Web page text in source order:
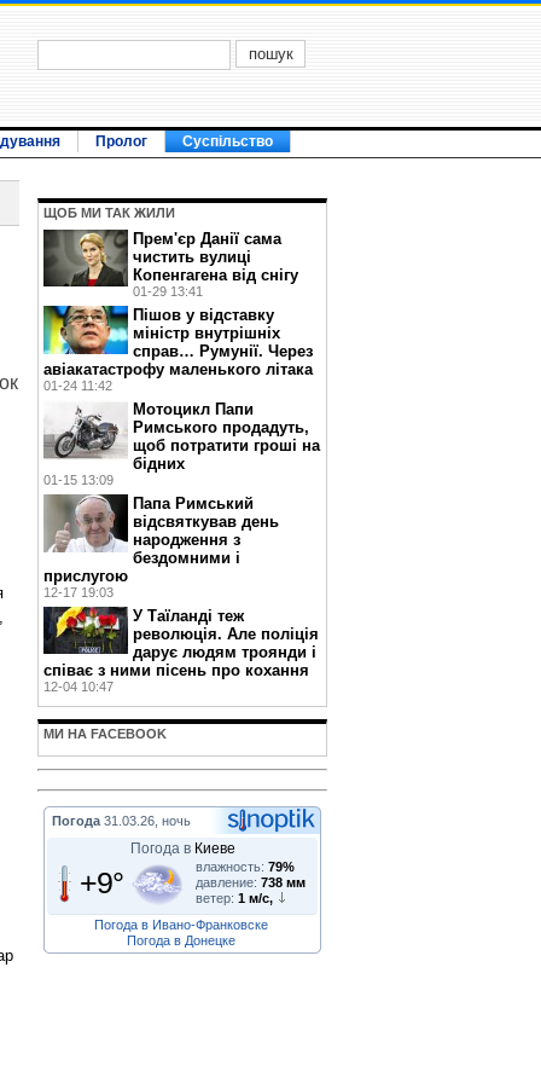
Пролог Суспільство
ЩОБ МИ ТАК ЖИЛИ
Прем'єр Данії сама
чистить вулиці
Копенгагена від снігу
01-29 13:41
Пішов у відставку
міністр внутрішніх
справ… Румунії. Через
авіакатастрофу маленького літака
01-24 11:42
Мотоцикл Папи
Римського продадуть,
щоб потратити гроші на
бідних
01-15 13:09
Папа Римський
відсвяткував день
народження з
бездомними і
прислугою
12-17 19:03
У Таїланді теж
революція. Але поліція
дарує людям троянди і
співає з ними пісень про кохання
12-04 10:47
МИ НА FACEBOOK
Погода 31.03.26, ночь
Погода в Киеве
+9° влажность: 79%
давление: 738 мм
ветер: 1 м/с,
Погода в Ивано-Франковске
Погода в Донецке